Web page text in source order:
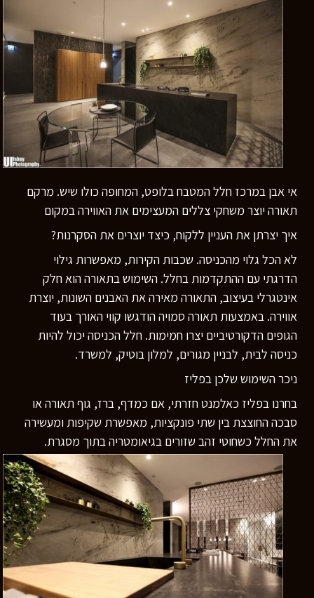
אי אבן במרכז חלל המטבח בלופט, המחופה כולו שיש. מרקם
תאורה יוצר משחקי צללים המעצימים את האווירה במקום
איך יצרתן את העניין ללקוח, כיצד יוצרים את הסקרנות?
לא הכל גלוי מהכניסה. שכבות הקירות, מאפשרות גילוי
הדרגתי עם ההתקדמות בחלל. השימוש בתאורה הוא חלק
אינטגרלי בעיצוב, התאורה מאירה את האבנים השונות, יוצרת
אווירה. באמצעות תאורה סמויה הודגשו קווי האורך בעוד
הגופים הדקורטיביים יצרו חמימות. חלל הכניסה יכול להיות
כניסה לבית, לבניין מגורים, למלון בוטיק, למשרד.
ניכר השימוש שלכן בפליז
בחרנו בפליז כאלמנט חזרתי, אם כמדף, ברז, גוף תאורה או
סבכה החוצצת בין שתי פונקציות, מאפשרת שקיפות ומעשירה
את החלל כשחוטי זהב שזורים בגיאומטריה בתוך מסגרת.